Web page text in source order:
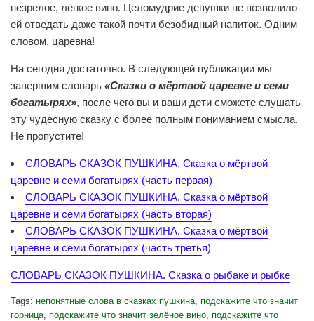
незрелое, лёгкое вино. Целомудрие девушки не позволило
ей отведать даже такой почти безобидный напиток. Одним
словом, царевна!
На сегодня достаточно. В следующей публикации мы
завершим словарь «Сказки о мёртвой царевне и семи
богатырях», после чего вы и ваши дети сможете слушать
эту чудесную сказку с более полным пониманием смысла.
Не пропустите!
СЛОВАРЬ СКАЗОК ПУШКИНА. Сказка о мёртвой
царевне и семи богатырях (часть первая)
СЛОВАРЬ СКАЗОК ПУШКИНА. Сказка о мёртвой
царевне и семи богатырях (часть вторая)
СЛОВАРЬ СКАЗОК ПУШКИНА. Сказка о мёртвой
царевне и семи богатырях (часть третья)
СЛОВАРЬ СКАЗОК ПУШКИНА. Сказка о рыбаке и рыбке
Tags: непонятные слова в сказках пушкина подскажите что значит
горница подскажите что значит зелёное вино подскажите что